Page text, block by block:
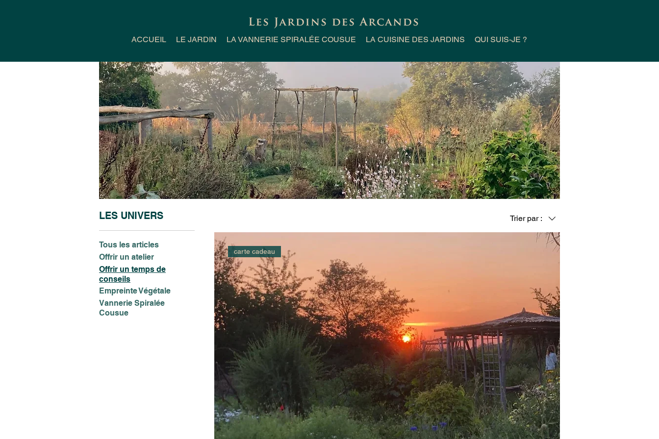
ACCUEIL LE JARDIN LA VANNERIE SPIRALÉE COUSUE LA CUISINE DES JARDINS QUI SUIS-JE ?
LES UNIVERS
Tous les articles
Offrir un atelier
Offrir un temps de
conseils
Empreinte Végétale
Vannerie Spiralée
Cousue
Trier par :
carte cadeau